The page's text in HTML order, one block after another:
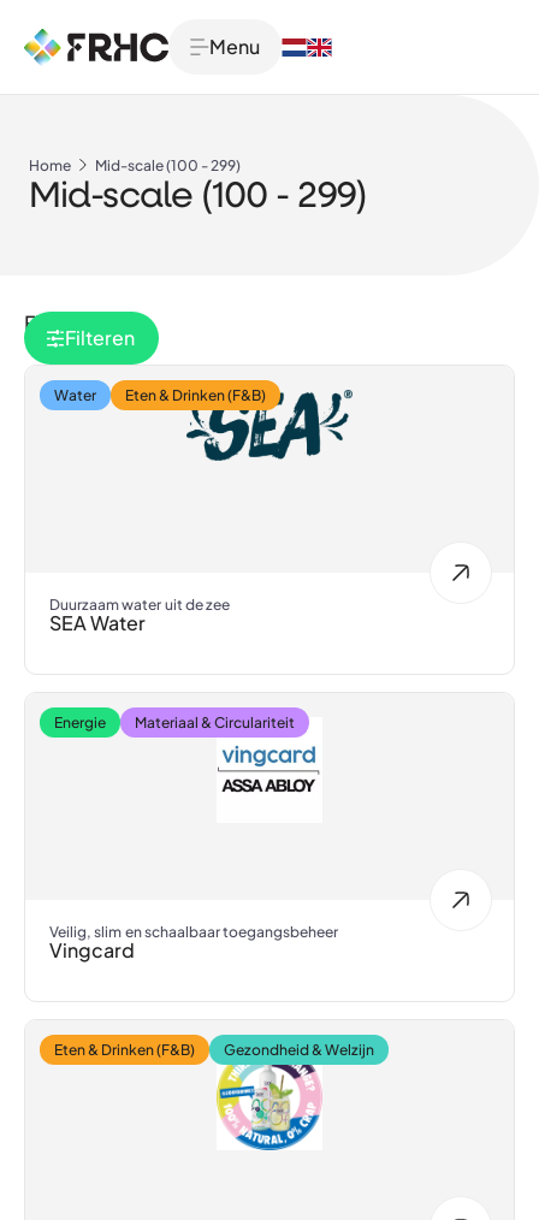
Menu
Home Mid-scale (100 - 299)
Mid-scale (100 - 299)
Filteren
Filteren
Water Eten & Drinken (F&B)
Duurzaam water uit de zee
SEA Water
Energie Materiaal & Circulariteit
Veilig, slim en schaalbaar toegangsbeheer
Vingcard
Eten & Drinken (F&B) Gezondheid & Welzijn